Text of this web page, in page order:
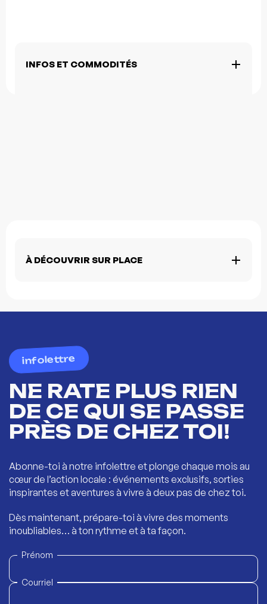
INFOS ET COMMODITÉS
À DÉCOUVRIR SUR PLACE
infolettre
NE RATE PLUS RIEN
DE CE QUI SE PASSE
PRÈS DE CHEZ TOI!
Abonne-toi à notre infolettre et plonge chaque mois au
cœur de l’action locale : événements exclusifs, sorties
inspirantes et aventures à vivre à deux pas de chez toi.
Dès maintenant, prépare-toi à vivre des moments
inoubliables… à ton rythme et à ta façon.
Prénom
Courriel